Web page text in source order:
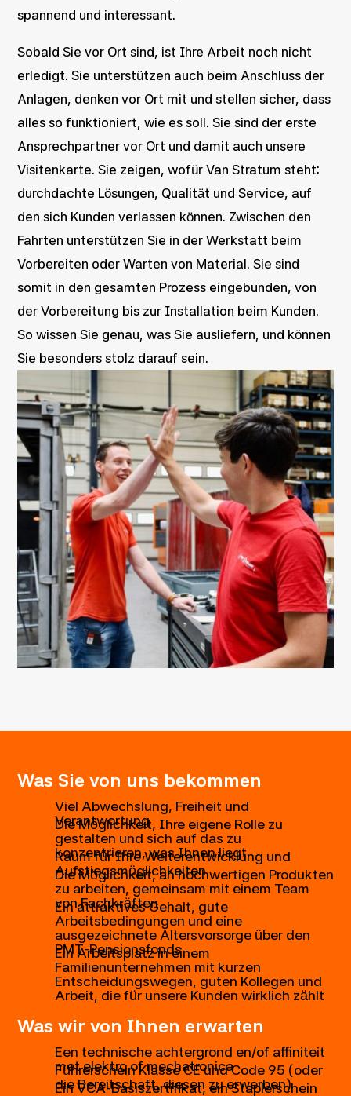
spannend und interessant.
Sobald Sie vor Ort sind, ist Ihre Arbeit noch nicht
erledigt. Sie unterstützen auch beim Anschluss der
Anlagen, denken vor Ort mit und stellen sicher, dass
alles so funktioniert, wie es soll. Sie sind der erste
Ansprechpartner vor Ort und damit auch unsere
Visitenkarte. Sie zeigen, wofür Van Stratum steht:
durchdachte Lösungen, Qualität und Service, auf
den sich Kunden verlassen können. Zwischen den
Fahrten unterstützen Sie in der Werkstatt beim
Vorbereiten oder Warten von Material. Sie sind
somit in den gesamten Prozess eingebunden, von
der Vorbereitung bis zur Installation beim Kunden.
So wissen Sie genau, was Sie ausliefern, und können
Sie besonders stolz darauf sein.
Was Sie von uns bekommen
Viel Abwechslung, Freiheit und
Verantwortung
Die Möglichkeit, Ihre eigene Rolle zu
gestalten und sich auf das zu
konzentrieren, was Ihnen liegt
Raum für Ihre Weiterentwicklung und
Aufstiegsmöglichkeiten
Die Möglichkeit, an hochwertigen Produkten
zu arbeiten, gemeinsam mit einem Team
von Fachkräften
Ein attraktives Gehalt, gute
Arbeitsbedingungen und eine
ausgezeichnete Altersvorsorge über den
PMT-Pensionsfonds
Ein Arbeitsplatz in einem
Familienunternehmen mit kurzen
Entscheidungswegen, guten Kollegen und
Arbeit, die für unsere Kunden wirklich zählt
Was wir von Ihnen erwarten
Een technische achtergrond en/of affiniteit
met elektro of mechatronica
Führerschein Klasse CE und Code 95 (oder
die Bereitschaft, diesen zu erwerben)
Ein VCA-Basiszertifikat, ein Staplerschein